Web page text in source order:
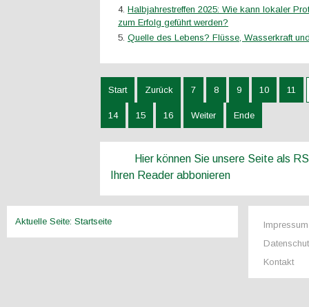
Halbjahrestreffen 2025: Wie kann lokaler
zum Erfolg geführt werden?
Quelle des Lebens? Flüsse, Wasserkraft
Start Zurück 7 8 9 10 11
14 15 16 Weiter Ende
Hier können Sie unsere Seite als
Ihren Reader abbonieren
Aktuelle Seite: Startseite
Impressum
Kontakt